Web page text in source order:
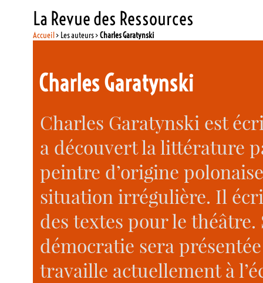
La Revue des Ressources
Accueil> Les auteurs >Charles Garatynski
Charles Garatynski
Charles Garatynski est
a découvert la littérature
peintre d’origine
situation irrégulière. Il
des textes pour le théâtre.
démocratie sera
travaille actuellement à